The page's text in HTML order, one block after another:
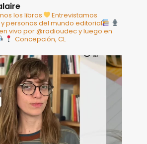
los libros
Entrevistamos
personas del mundo editorial
vivo por @radioudec y luego en
Concepción, CL